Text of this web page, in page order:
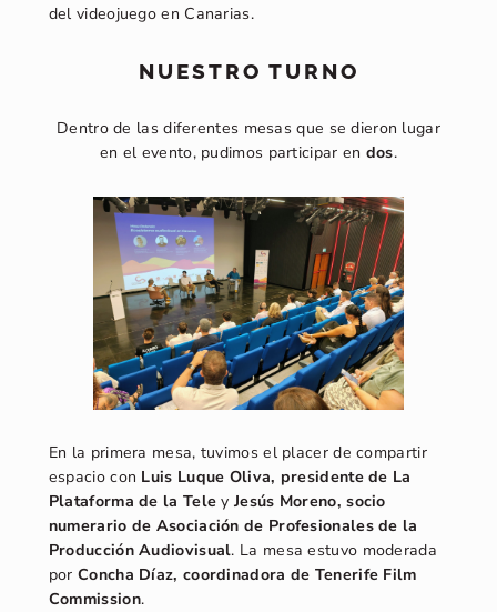
del videojuego en Canarias.
NUESTRO TURNO
Dentro de las diferentes mesas que se dieron lugar
en el evento, pudimos participar en dos.
En la primera mesa, tuvimos el placer de compartir
espacio con Luis Luque Oliva, presidente de La
Plataforma de la Teley Jesús Moreno, socio
numerario de Asociación de Profesionales de la
Producción Audiovisual. La mesa estuvo moderada
por Concha Díaz, coordinadora de Tenerife Film
Commission.